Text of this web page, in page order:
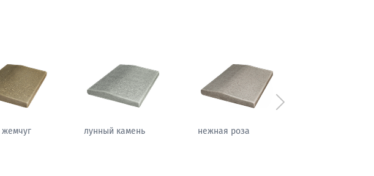
персик сапфировая ночь теплый жемчуг
Следующий